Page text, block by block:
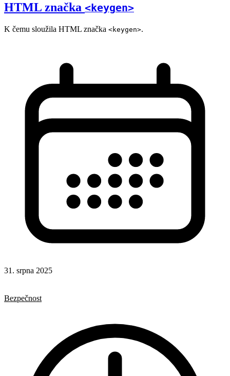
HTML značka <keygen>
K čemu sloužila HTML značka <keygen>.
31. srpna 2025
Bezpečnost